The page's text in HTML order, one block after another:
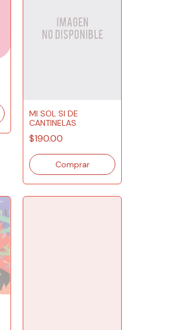
MI SOL SI DE
CANTINELAS
$190.00